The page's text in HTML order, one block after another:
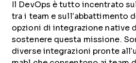
Il DevOps è tutto incentrato
tra i team e sull’abbattimento
opzioni di integrazione native
sostenere questa missione.
diverse integrazioni pronte